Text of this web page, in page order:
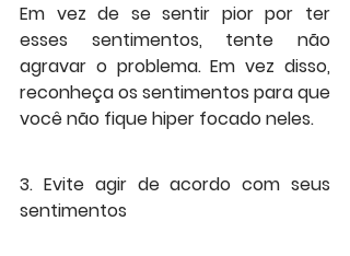
Em vez de se sentir pior por ter
esses sentimentos, tente não
agravar o problema. Em vez disso,
reconheça os sentimentos para que
você não fique hiper focado neles.
3. Evite agir de acordo com seus
sentimentos